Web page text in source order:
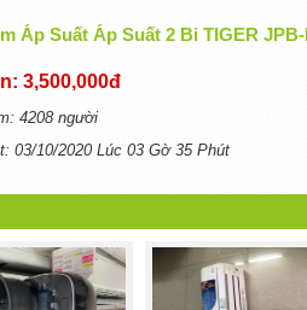
Áp Suất Áp Suất 2 Bi TIGER
3,500,000đ
4208 người
03/10/2020 Lúc 03 Gờ 35 Phút